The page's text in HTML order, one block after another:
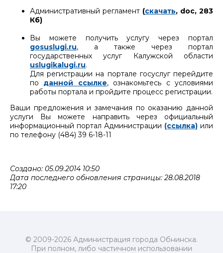
Административный регламент (скачать, doc, 283
Кб)
Вы можете получить услугу через портал
gosuslugi.ru, а также через портал
государственных услуг Калужской области
uslugikalugi.ru.
Для регистрации на портале госуслуг перейдите
по данной ссылке, ознакомьтесь с условиями
работы портала и пройдите процесс регистрации.
Ваши предложения и замечания по оказанию данной
услуги Вы можете направить через официальный
информационный портал Администрации (ссылка) или
по телефону (484) 39 6-18-11
Создано: 05.09.2014 10:50
Дата последнего обновления страницы: 28.08.2018
17:20
© 2009-2026 Администрация города Обнинска.
При полном, либо частичном использовании